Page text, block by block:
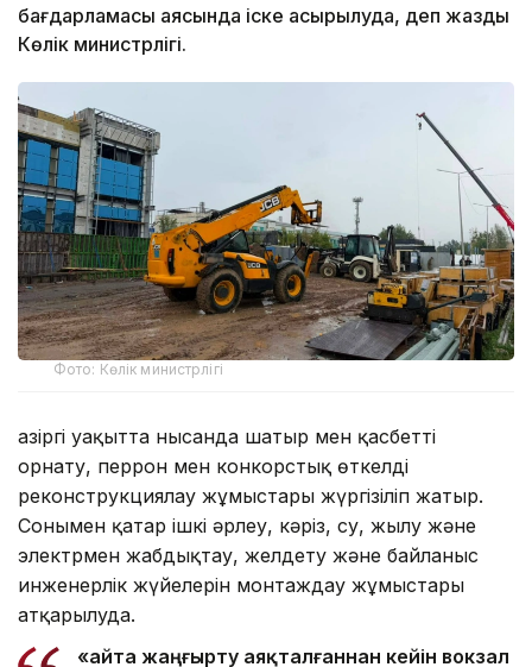
бағдарламасы аясында іске асырылуда, деп жазды
Көлік министрлігі.
Фото: Көлік министрлігі
Қазіргі уақытта нысанда шатыр мен қасбетті
орнату, перрон мен конкорстық өткелді
реконструкциялау жұмыстары жүргізіліп жатыр.
Сонымен қатар ішкі әрлеу, кәріз, су, жылу және
электрмен жабдықтау, желдету және байланыс
инженерлік жүйелерін монтаждау жұмыстары
атқарылуда.
«Қайта жаңғырту аяқталғаннан кейін вокзал